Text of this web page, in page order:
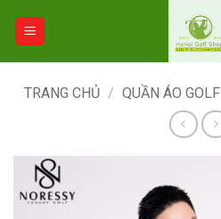
TRANG CHỦ / QUẦN ÁO GOLF